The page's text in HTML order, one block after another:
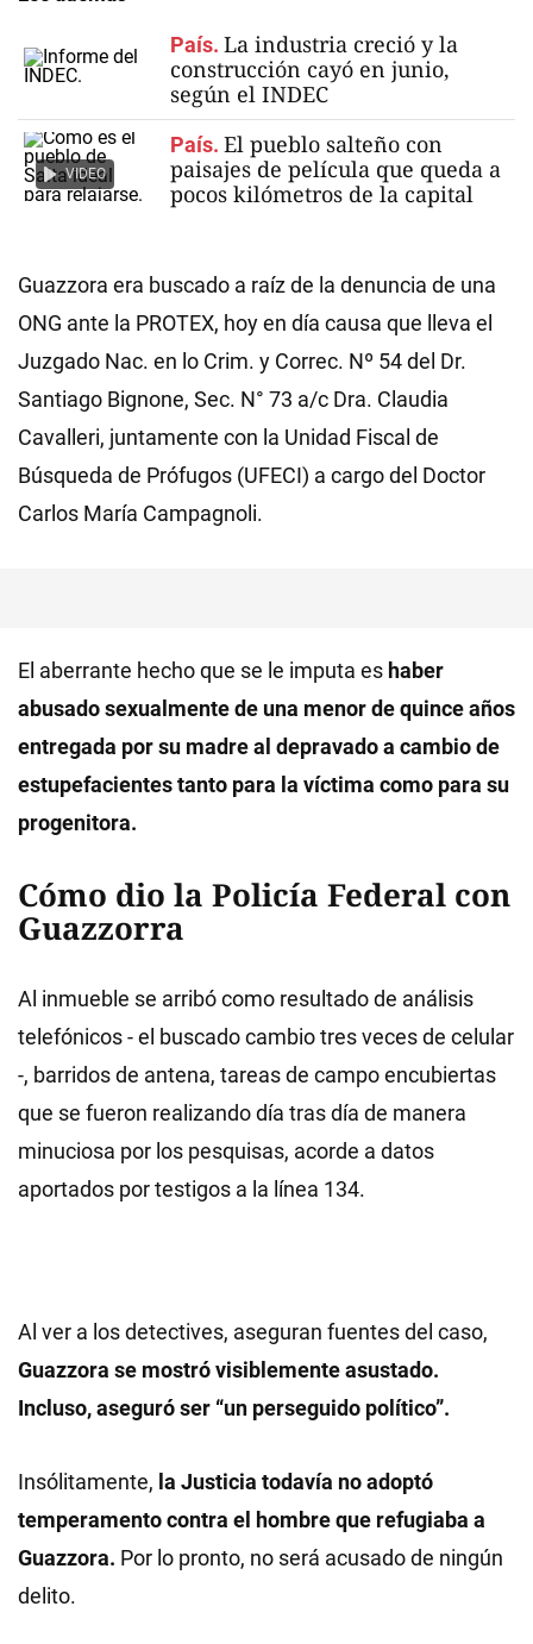
País. La industria creció y la
construcción cayó en junio,
según el INDEC
VIDEO
País. El pueblo salteño con
paisajes de película que queda a
pocos kilómetros de la capital
Guazzora era buscado a raíz de la denuncia de una
ONG ante la PROTEX, hoy en día causa que lleva el
Juzgado Nac. en lo Crim. y Correc. Nº 54 del Dr.
Santiago Bignone, Sec. N° 73 a/c Dra. Claudia
Cavalleri, juntamente con la Unidad Fiscal de
Búsqueda de Prófugos (UFECI) a cargo del Doctor
Carlos María Campagnoli.
El aberrante hecho que se le imputa es haber
abusado sexualmente de una menor de quince años
entregada por su madre al depravado a cambio de
estupefacientes tanto para la víctima como para su
progenitora.
Cómo dio la Policía Federal con
Guazzorra
Al inmueble se arribó como resultado de análisis
telefónicos - el buscado cambio tres veces de celular
-, barridos de antena, tareas de campo encubiertas
que se fueron realizando día tras día de manera
minuciosa por los pesquisas, acorde a datos
aportados por testigos a la línea 134.
Al ver a los detectives, aseguran fuentes del caso,
Guazzora se mostró visiblemente asustado.
Incluso, aseguró ser “un perseguido político”.
Insólitamente, la Justicia todavía no adoptó
temperamento contra el hombre que refugiaba a
Guazzora. Por lo pronto, no será acusado de ningún
delito.